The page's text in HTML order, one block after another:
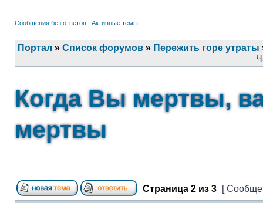
Сообщения без ответов | Активные темы
Портал » Список форумов » Пережить горе утраты
Когда Вы мертвы,
мертвы
Страница 2 из 3
[